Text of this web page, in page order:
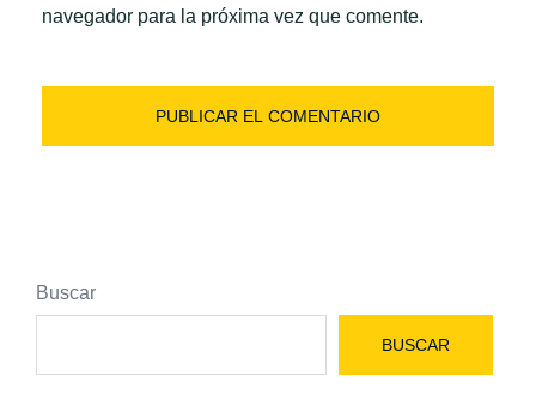
navegador para la próxima vez que comente.
Buscar
BUSCAR